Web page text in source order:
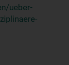
ueber-